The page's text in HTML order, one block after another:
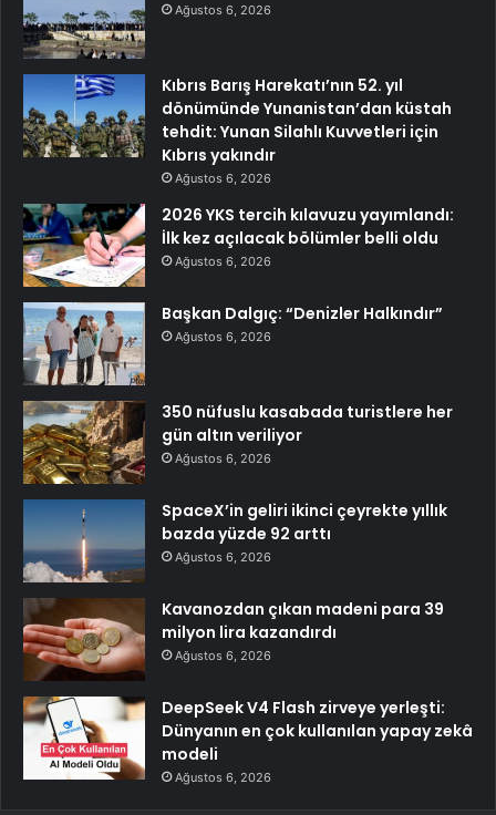
Ağustos 6, 2026
Kıbrıs Barış Harekatı’nın 52. yıl
dönümünde Yunanistan’dan küstah
tehdit: Yunan Silahlı Kuvvetleri için
Kıbrıs yakındır
Ağustos 6, 2026
2026 YKS tercih kılavuzu yayımlandı:
İlk kez açılacak bölümler belli oldu
Ağustos 6, 2026
Başkan Dalgıç: “Denizler Halkındır”
Ağustos 6, 2026
350 nüfuslu kasabada turistlere her
gün altın veriliyor
Ağustos 6, 2026
SpaceX’in geliri ikinci çeyrekte yıllık
bazda yüzde 92 arttı
Ağustos 6, 2026
Kavanozdan çıkan madeni para 39
milyon lira kazandırdı
Ağustos 6, 2026
DeepSeek V4 Flash zirveye yerleşti:
Dünyanın en çok kullanılan yapay zekâ
modeli
Ağustos 6, 2026